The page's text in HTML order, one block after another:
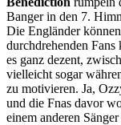
Banger in den 7.
Die Engländer
durchdrehenden
es ganz dezent,
vielleicht sogar
zu motivieren. Ja,
und die Fnas davor
einem anderen